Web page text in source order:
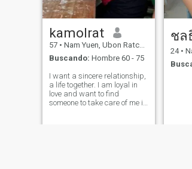
kamolrat
57 • Nam Yuen, Ubon Ratchathani, Tailandia
Buscando: Hombre 60 - 75
I want a sincere relationship,
a life together. I am loyal in
love and want to find
someone to take care of me in
ชล
24 •